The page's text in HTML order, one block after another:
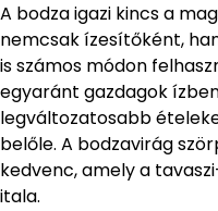
A bodza igazi kincs a
nemcsak ízesítőként,
is számos módon
egyaránt gazdagok
legváltozatosabb
belőle. A bodzavirág
kedvenc, amely a
itala.